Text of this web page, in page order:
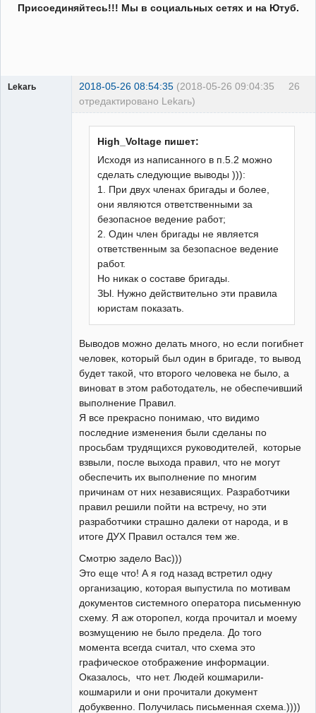
Присоединяйтесь!!! Мы в социальных сетях и на Ютуб.
26
Lekarь 2018-05-26 08:54:35 (2018-05-26 09:04:35
отредактировано Lekarь)
High_Voltage пишет:
Исходя из написанного в п.5.2 можно
сделать следующие выводы ))):
1. При двух членах бригады и более,
они являются ответственными за
безопасное ведение работ;
2. Один член бригады не является
ответственным за безопасное ведение
работ.
Но никак о составе бригады.
ЗЫ. Нужно действительно эти правила
юристам показать.
Выводов можно делать много, но если погибнет
человек, который был один в бригаде, то вывод
будет такой, что второго человека не было, а
виноват в этом работодатель, не обеспечивший
выполнение Правил.
Я все прекрасно понимаю, что видимо
последние изменения были сделаны по
просьбам трудящихся руководителей, которые
взвыли, после выхода правил, что не могут
обеспечить их выполнение по многим
причинам от них независящих. Разработчики
правил решили пойти на встречу, но эти
разработчики страшно далеки от народа, и в
итоге ДУХ Правил остался тем же.
Смотрю задело Вас)))
Это еще что! А я год назад встретил одну
организацию, которая выпустила по мотивам
документов системного оператора письменную
схему. Я аж оторопел, когда прочитал и моему
возмущению не было предела. До того
момента всегда считал, что схема это
графическое отображение информации.
Оказалось, что нет. Людей кошмарили-
кошмарили и они прочитали документ
добуквенно. Получилась письменная схема.))))